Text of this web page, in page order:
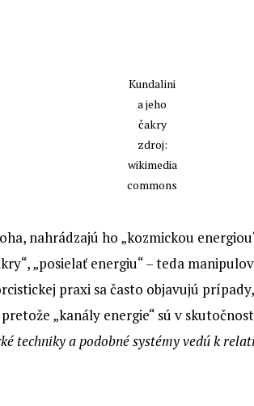
Kundalini
a jeho
čakry
zdroj:
wikimedia
commons
nahrádzajú ho „kozmickou
„posielať energiu“ – teda
praxi sa často objavujú
„kanály energie“ sú v
techniky a podobné systémy vedú k